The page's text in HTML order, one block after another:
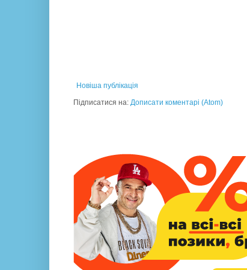
Новіша публікація
Підписатися на: Дописати коментарі (Atom)